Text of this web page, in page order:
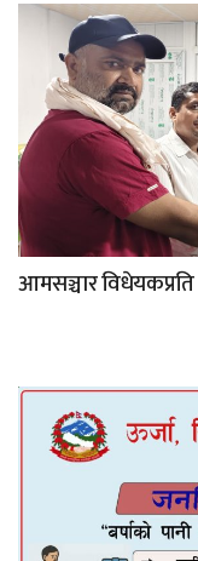
आमसञ्चार